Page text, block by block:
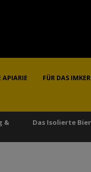
APIARIE FÜR DAS
&
Das Isolierte